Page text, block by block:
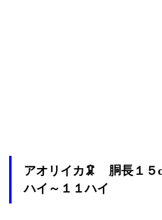
アオリイカ🦑 胴長１
ハイ～１１ハイ